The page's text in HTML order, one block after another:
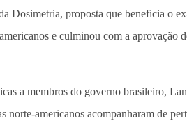
Dosimetria, proposta que beneficia o
e culminou com a aprovação
a membros do governo brasileiro,
americanos acompanharam de